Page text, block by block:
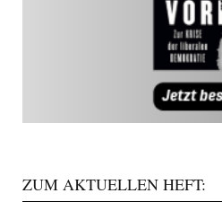
ZUM AKTUELLEN HEFT: